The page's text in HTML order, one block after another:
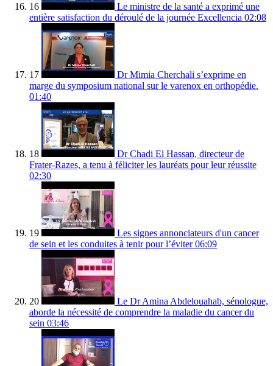
16
Le ministre de la santé a exprimé une
entière satisfaction du déroulé de la journée Excellencia 02:08
17
Dr Mimia Cherchali s’exprime en
marge du symposium national sur le varenox en orthopédie.
01:40
18
Dr Chadi El Hassan, directeur de
Frater-Razes, a tenu à féliciter les lauréats pour leur réussite
02:30
19
Les signes annonciateurs d'un cancer
de sein et les conduites à tenir pour l’éviter 06:09
20
Le Dr Amina Abdelouahab, sénologue,
aborde la nécessité de comprendre la maladie du cancer du
sein 03:46